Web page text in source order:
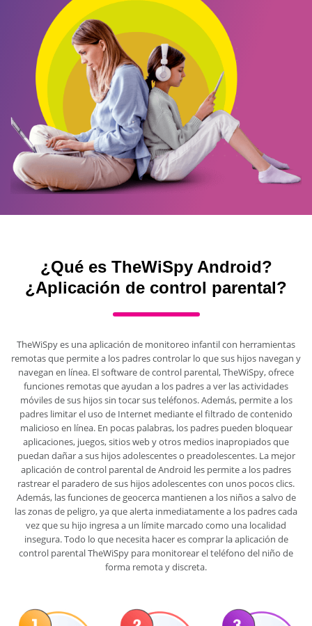
¿Qué es TheWiSpy Android?
¿Aplicación de control parental?
TheWiSpy es una aplicación de monitoreo infantil con herramientas
remotas que permite a los padres controlar lo que sus hijos navegan y
navegan en línea. El software de control parental, TheWiSpy, ofrece
funciones remotas que ayudan a los padres a ver las actividades
móviles de sus hijos sin tocar sus teléfonos. Además, permite a los
padres limitar el uso de Internet mediante el filtrado de contenido
malicioso en línea. En pocas palabras, los padres pueden bloquear
aplicaciones, juegos, sitios web y otros medios inapropiados que
puedan dañar a sus hijos adolescentes o preadolescentes. La mejor
aplicación de control parental de Android les permite a los padres
rastrear el paradero de sus hijos adolescentes con unos pocos clics.
Además, las funciones de geocerca mantienen a los niños a salvo de
las zonas de peligro, ya que alerta inmediatamente a los padres cada
vez que su hijo ingresa a un límite marcado como una localidad
insegura. Todo lo que necesita hacer es comprar la aplicación de
control parental TheWiSpy para monitorear el teléfono del niño de
forma remota y discreta.